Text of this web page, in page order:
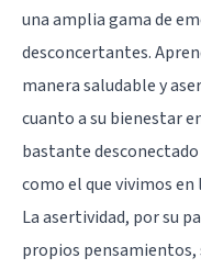
una amplia gama de
desconcertantes.
manera saludable y
cuanto a su bienestar
bastante
como el que vivimos en
La asertividad, por su
propios pensamientos,